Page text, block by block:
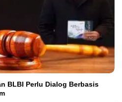
BLBI Perlu Dialog Berbasis